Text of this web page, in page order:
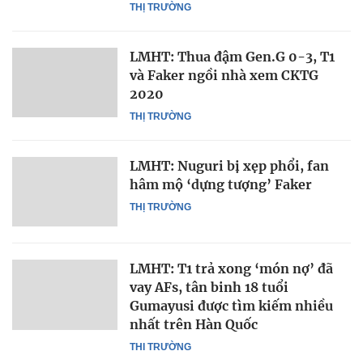
THỊ TRƯỜNG
THỊ TRƯỜNG
LMHT: Thua đậm Gen.G 0-3, T1
và Faker ngồi nhà xem CKTG
2020
THỊ TRƯỜNG
LMHT: Nuguri bị xẹp phổi, fan
hâm mộ ‘dựng tượng’ Faker
THỊ TRƯỜNG
LMHT: T1 trả xong ‘món nợ’ đã
vay AFs, tân binh 18 tuổi
Gumayusi được tìm kiếm nhiều
nhất trên Hàn Quốc